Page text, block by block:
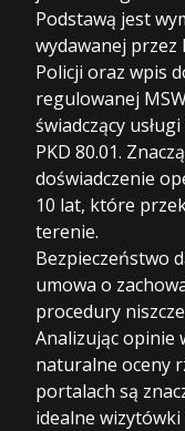
Podstawą jest
wydawanej
Policji oraz wpis
regulowanej
świadczący
PKD 80.01.
doświadczenie
10 lat, które
terenie.
Bezpieczeństwo
umowa o
procedury
Analizując opinie
naturalne oceny
portalach są
idealne wizytówki